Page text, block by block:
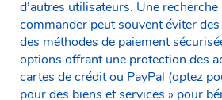
d’autres utilisateurs. Une
commander peut souvent éviter
des méthodes de paiement
options offrant une protection des
cartes de crédit ou PayPal (optez
pour des biens et services » pour